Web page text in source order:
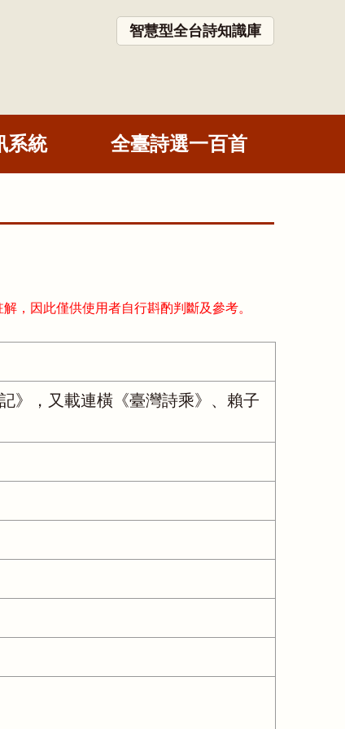
智慧型全台詩知識庫
系統 全臺詩選一百首
，因此僅供使用者自行斟酌判斷及參考。
》，又載連橫《臺灣詩乘》、賴子